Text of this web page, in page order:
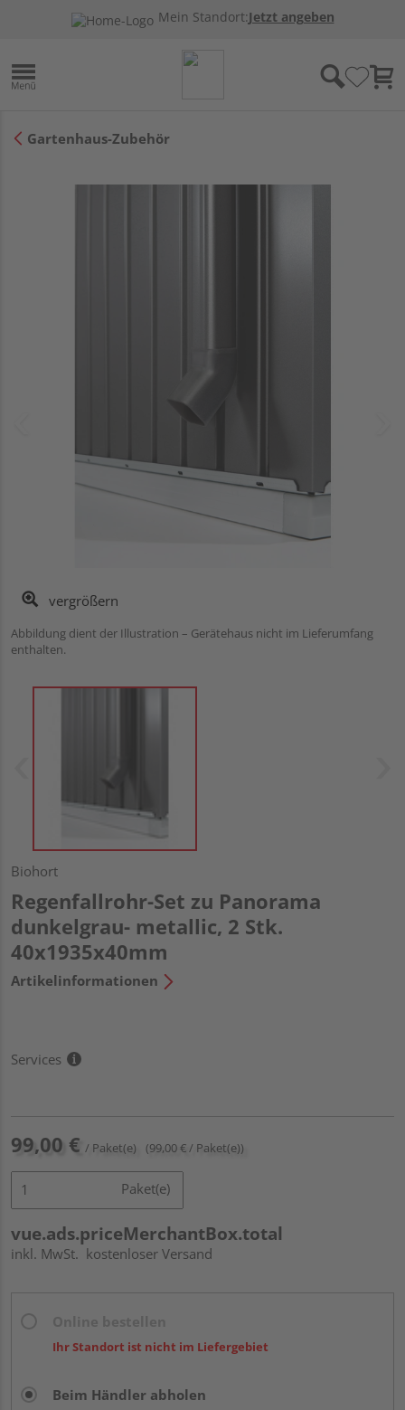
Mein Standort:Jetzt angeben
Gartenhaus-Zubehör
vergrößern
Abbildung dient der Illustration – Gerätehaus nicht im Lieferumfang
enthalten.
Biohort
Regenfallrohr-Set zu Panorama
dunkelgrau- metallic, 2 Stk.
40x1935x40mm
Artikelinformationen
Services
99,00 € / Paket(e) (99,00 € / Paket(e))
Paket(e)
vue.ads.priceMerchantBox.total
inkl. MwSt. kostenloser Versand
Ihr Standort ist nicht im Liefergebiet
Beim Händler abholen